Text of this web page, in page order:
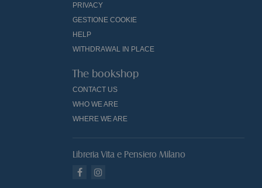
PRIVACY
GESTIONE COOKIE
HELP
WITHDRAWAL IN PLACE
The bookshop
CONTACT US
WHO WE ARE
WHERE WE ARE
Libreria Vita e Pensiero Milano